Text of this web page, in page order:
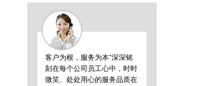
客户为根，服务为本”深深铭
刻在每个公司员工心中，时时
微笑、处处用心的服务品质在